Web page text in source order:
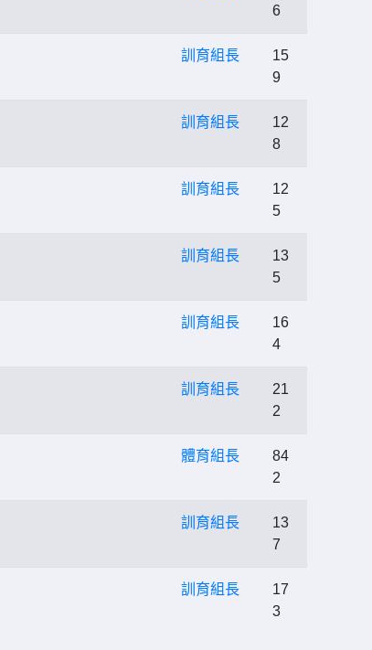
6
訓育組長
15
9
訓育組長
12
8
訓育組長
12
5
訓育組長
13
5
訓育組長
16
4
訓育組長
21
2
體育組長
84
2
訓育組長
13
7
訓育組長
17
3